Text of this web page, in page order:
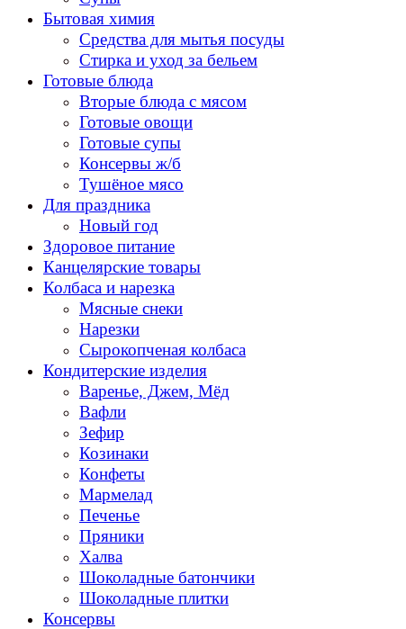
Бытовая химия
Средства для мытья посуды
Стирка и уход за бельем
Готовые блюда
Вторые блюда с мясом
Готовые овощи
Готовые супы
Консервы ж/б
Тушёное мясо
Для праздника
Новый год
Здоровое питание
Канцелярские товары
Колбаса и нарезка
Мясные снеки
Нарезки
Сырокопченая колбаса
Кондитерские изделия
Варенье, Джем, Мёд
Вафли
Зефир
Козинаки
Конфеты
Мармелад
Печенье
Пряники
Халва
Шоколадные батончики
Шоколадные плитки
Консервы